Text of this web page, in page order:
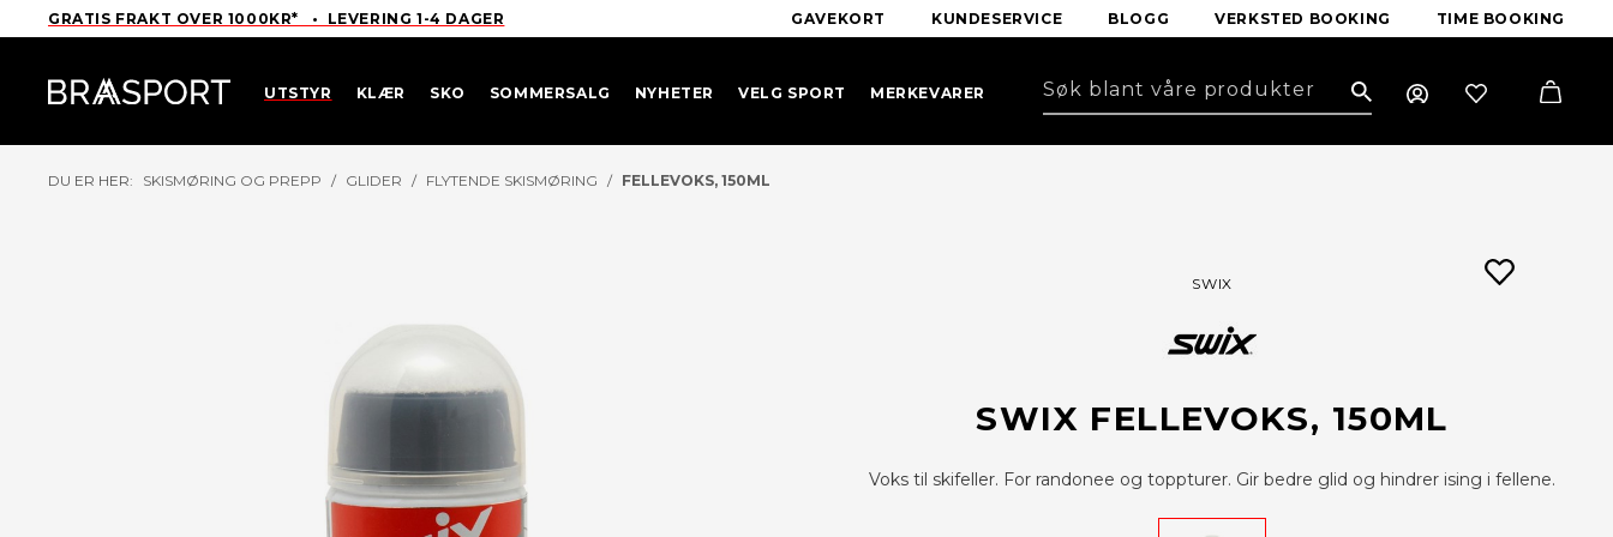
GRATIS FRAKT OVER 1000KR* • LEVERING 1-4 DAGER GAVEKORT KUNDESERVICE BLOGG VERKSTED BOOKING TIME BOOKING
UTSTYR KLÆR SKO SOMMERSALG NYHETER VELG SPORT MERKEVARER Search
DU ER HER: SKISMØRING OG PREPP / GLIDER / FLYTENDE SKISMØRING / FELLEVOKS, 150ML
SWIX
SWIX FELLEVOKS, 150ML
Voks til skifeller. For randonee og toppturer. Gir bedre glid og hindrer ising i fellene.